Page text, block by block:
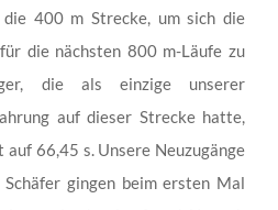
400 m Strecke, um sich die
die nächsten 800 m-Läufe zu
die als einzige unserer
auf dieser Strecke hatte,
66,45 s. Unsere Neuzugänge
gingen beim ersten Mal